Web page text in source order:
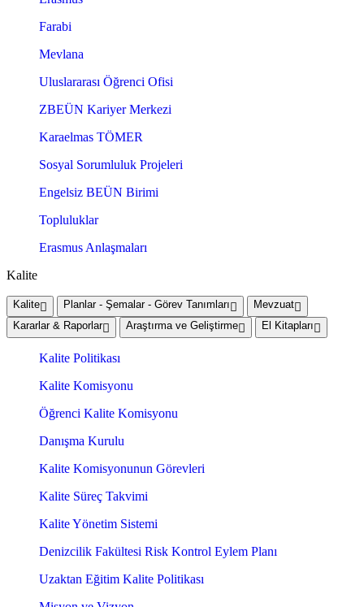
Farabi
Mevlana
Uluslararası Öğrenci Ofisi
ZBEÜN Kariyer Merkezi
Karaelmas TÖMER
Sosyal Sorumluluk Projeleri
Engelsiz BEÜN Birimi
Topluluklar
Erasmus Anlaşmaları
Kalite
Kalite Planlar - Şemalar - Görev Tanımları
Mevzuat
Kararlar & Raporlar
Araştırma ve Geliştirme El Kitapları
Kalite Politikası
Kalite Komisyonu
Öğrenci Kalite Komisyonu
Danışma Kurulu
Kalite Komisyonunun Görevleri
Kalite Süreç Takvimi
Kalite Yönetim Sistemi
Denizcilik Fakültesi Risk Kontrol Eylem Planı
Uzaktan Eğitim Kalite Politikası